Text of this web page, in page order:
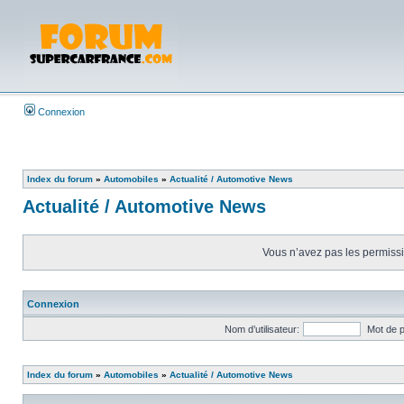
Connexion
Index du forum » Automobiles » Actualité / Automotive News
Actualité / Automotive News
Vous n’avez pas les
Connexion
Nom d’utilisateur: Mot de
Index du forum » Automobiles » Actualité / Automotive News